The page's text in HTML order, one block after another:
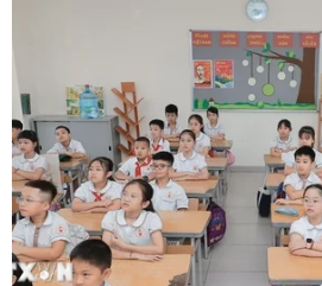
Sân chơi học đường giúp học
rèn kỹ năng sống qua từng
nhảy
07/08/2026 11:38
Xem thêm